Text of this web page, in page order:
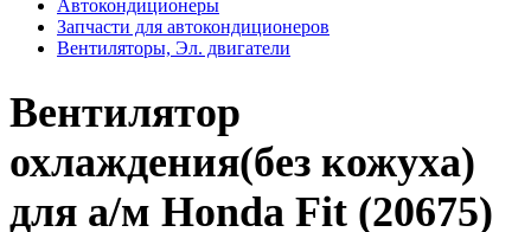
Автокондиционеры
Запчасти для автокондиционеров
Вентиляторы, Эл. двигатели
Вентилятор
охлаждения(без кожуха)
для а/м Honda Fit (20675)